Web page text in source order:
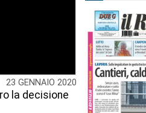
23 GENNAIO 2020
la decisione